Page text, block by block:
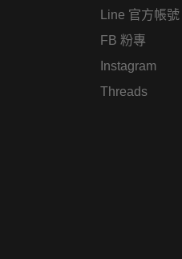
Line 官方帳號
FB 粉專
Instagram
Threads